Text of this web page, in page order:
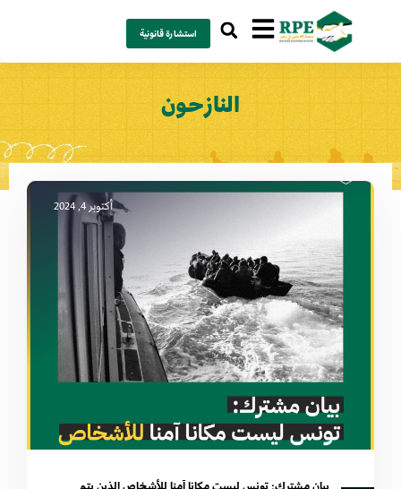
استشارة قانونية
النازحون
أكتوبر 4, 2024